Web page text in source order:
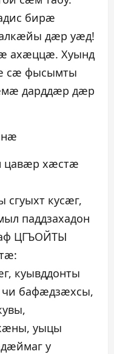
бирæ
дæр уæд!
ахæццæ. Хуынд
сæ фысымты
дарддæр дæр
цавæр хæстæ
кусæг,
паддзахадон
ЦГЪОЙТЫ
куывддонты
чи бафæдзæхсы,
уыцы
у